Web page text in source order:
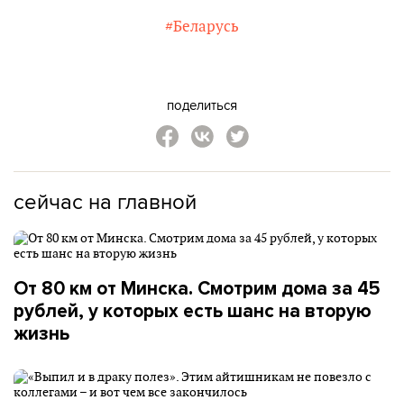
#Беларусь
поделиться
сейчас на главной
От 80 км от Минска. Смотрим дома за 45
рублей, у которых есть шанс на вторую
жизнь